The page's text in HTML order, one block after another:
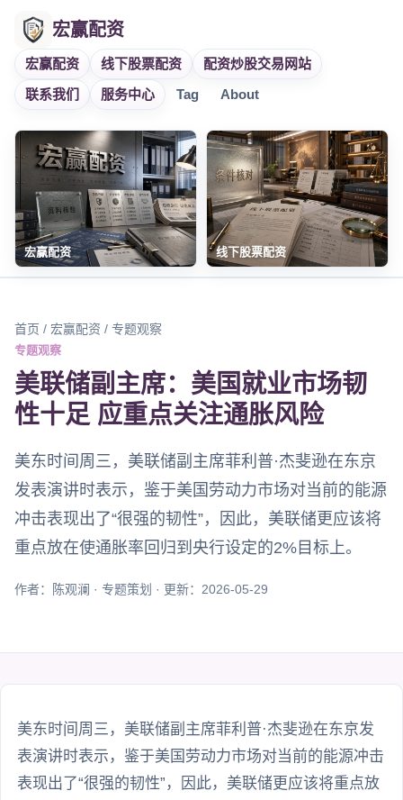
宏赢配资
宏赢配资 线下股票配资
配资炒股交易网站
联系我们
服务中心 Tag About
宏赢配资 线下股票配资
首页 / 宏赢配资 / 专题观察
专题观察
美联储副主席：美国就业市场韧
性十足 应重点关注通胀风险
美东时间周三，美联储副主席菲利普·杰斐逊在东京
发表演讲时表示，鉴于美国劳动力市场对当前的能源
冲击表现出了“很强的韧性”，因此，美联储更应该将
重点放在使通胀率回归到央行设定的2%目标上。
作者：陈观澜 · 专题策划 · 更新：2026-05-29
美东时间周三，美联储副主席菲利普·杰斐逊在东京发
表演讲时表示，鉴于美国劳动力市场对当前的能源冲击
表现出了“很强的韧性”，因此，美联储更应该将重点放